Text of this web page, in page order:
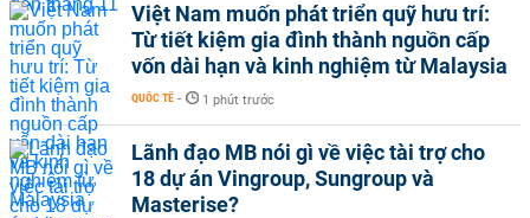
Việt Nam muốn phát triển quỹ hưu trí:
Từ tiết kiệm gia đình thành nguồn cấp
vốn dài hạn và kinh nghiệm từ Malaysia
QUỐC TẾ - 1 phút trước
Lãnh đạo MB nói gì về việc tài trợ cho
18 dự án Vingroup, Sungroup và
Masterise?